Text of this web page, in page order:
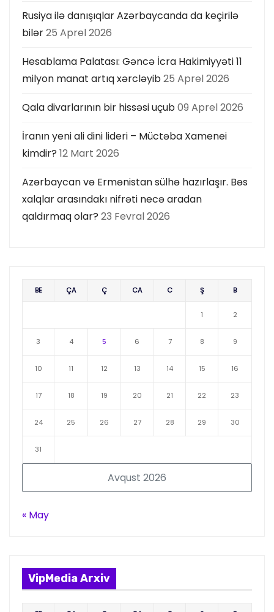
Rusiya ilə danışıqlar Azərbaycanda da keçirilə
bilər25 Aprel 2026
Hesablama Palatası: Gəncə İcra Hakimiyyəti 11
milyon manat artıq xərcləyib25 Aprel 2026
Qala divarlarının bir hissəsi uçub09 Aprel 2026
İranın yeni ali dini lideri – Müctəba Xamenei
kimdir? 12 Mart 2026
Azərbaycan və Ermənistan sülhə hazırlaşır. Bəs
xalqlar arasındakı nifrəti necə aradan
qaldırmaq olar? 23 Fevral 2026
Avqust 2026
BE ÇA Ç CA C Ş B
1 2
3 4 5 6 7 8 9
10 11 12 13 14 15 16
17 18 19 20 21 22 23
24 25 26 27 28 29 30
31
« May
VipMedia Arxiv